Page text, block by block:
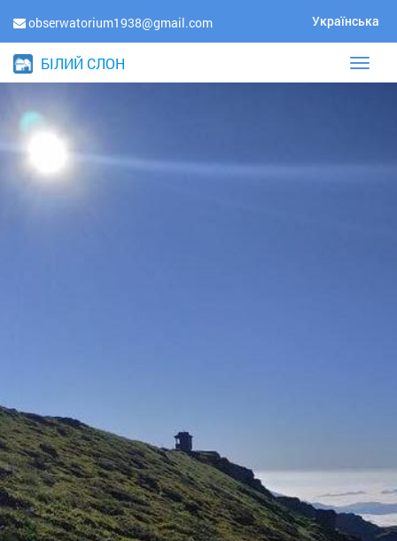
obserwatorium1938@gmail.com Українська
БІЛИЙ СЛОН